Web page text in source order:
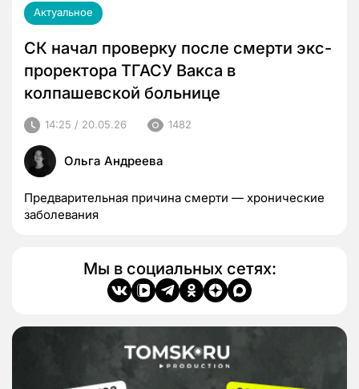
Актуальное
СК начал проверку после смерти экс-
проректора ТГАСУ Вакса в
колпашевской больнице
14:25 / 20.05.26 1482
Ольга Андреева
Предварительная причина смерти — хронические
заболевания
Мы в социальных сетях: